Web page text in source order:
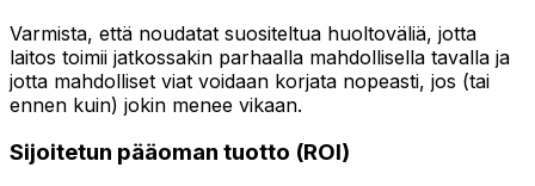
Varmista, että noudatat suositeltua huoltoväliä, jotta
laitos toimii jatkossakin parhaalla mahdollisella tavalla ja
jotta mahdolliset viat voidaan korjata nopeasti, jos (tai
ennen kuin) jokin menee vikaan.
Sijoitetun pääoman tuotto (ROI)